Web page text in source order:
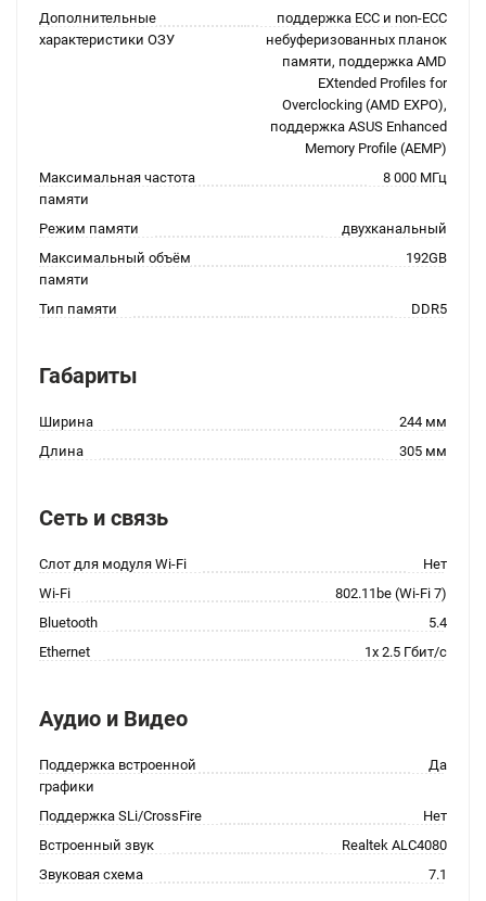
Дополнительные
характеристики ОЗУ
поддержка ECC и non-ECC
небуферизованных планок
памяти, поддержка AMD
EXtended Profiles for
Overclocking (AMD EXPO),
поддержка ASUS Enhanced
Memory Profile (AEMP)
Максимальная частота
памяти
8 000 МГц
Режим памяти
двухканальный
Максимальный объём
памяти
192GB
Тип памяти DDR5
Габариты
Ширина
244 мм
Длина
305 мм
Сеть и связь
Слот для модуля Wi-Fi
Нет
Wi-Fi
802.11be (Wi-Fi 7)
Bluetooth
5.4
Ethernet
1x 2.5 Гбит/с
Аудио и Видео
Поддержка встроенной
графики
Да
Поддержка SLi/CrossFire
Нет
Встроенный звук
Realtek ALC4080
Звуковая схема
7.1